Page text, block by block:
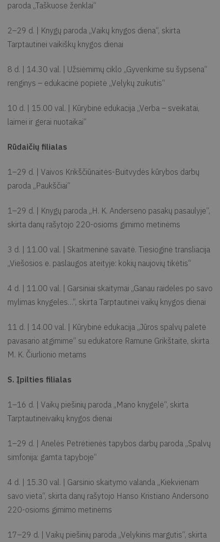
paroda „Taškuose ženklai“
2–29 d. | Knygų paroda „Vaikų knygos diena“, skirta
Tarptautinei vaikiškų knygos dienai
8 d. | 14.30 val. | Užsiėmimų ciklo „Gyvenkime su šypsena“
renginys – edukacinė popietė „Velykų zuikutis“
10 d. | 15.00 val. | Kūrybinė edukacija „Verba – sveikatai,
laimei ir gerai nuotaikai“
Rūdaičių filialas
1–29 d. | Vaivos Krikščiūnaitės-Buitvydės kūrybos darbų
paroda „Paukščiai“
1–29 d. | Knygų paroda „H. K. Anderseno pasakų pasaulyje“,
skirta danų rašytojo 220-osioms gimimo metinėms
3 d. | 11.00 val. | Skaitmeninė savaitė. Tiesioginė transliacija
„Viešosios e. paslaugos ateityje: kokių naujovių tikėtis“
4 d. | 11.00 val. | Garsiniai skaitymai „Ganau raideles po savo
mylimas knygeles…“, skirta Tarptautinei vaikų knygos dienai
11 d. | 14.00 val. | Kūrybinė edukacija „Jūros spalvų paletė
pavasario atgimime“ su edukatore Ramune Grikštaite, skirta
M. K. Čiurlionio metams
S. Įpilties filialas
1–16 d. | Vaikų piešinių paroda „Mano knygelė“, skirta
Tarptautineivaikų knygos dienai
1–29 d. | Anelės Petrėtienės tapybos darbų paroda „Spalvų
simfonija: gamta tapyboje“
4 d. | 15.30 val. | Garsinio skaitymo valanda „Kiekvienam
savo vieta“, skirta danų rašytojo Hanso Kristiano Andersono
220-osioms gimimo metinėms
17–29 d. | Vaikų piešinių paroda „Velykinis margutis“, skirta